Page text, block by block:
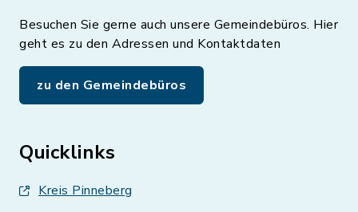
Besuchen Sie gerne auch unsere Gemeindebüros. Hier
geht es zu den Adressen und Kontaktdaten
zu den Gemeindebüros
Quicklinks
Kreis Pinneberg